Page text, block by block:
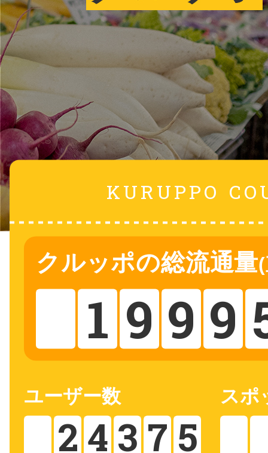
KURUPPO
ユーザー数
2 4 3 7 5
スポ
クルッポの総流通量
1 9 9 9
智頭
鴻巣
池袋
生駒
秋葉原